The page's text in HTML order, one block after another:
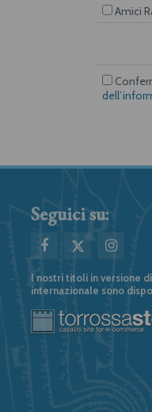
Amici
Seguici su:
I nostri titoli in versione
internazionale sono